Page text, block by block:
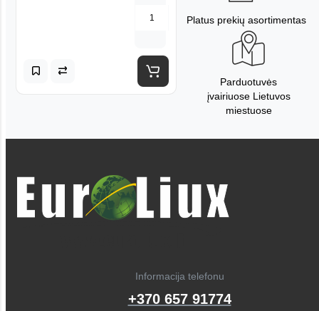
Platus prekių asortimentas
Parduotuvės
įvairiuose Lietuvos
miestuose
Informacija telefonu
+370 657 91774